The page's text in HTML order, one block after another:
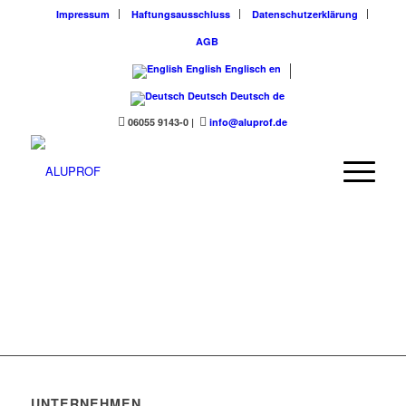
Impressum Haftungsausschluss
Datenschutzerklärung
AGB
English Englisch en
Deutsch Deutsch de
06055 9143-0 | info@aluprof.de